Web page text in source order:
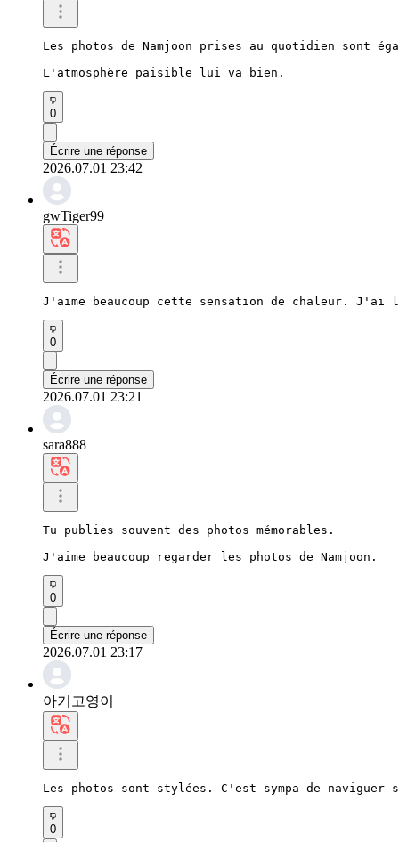
Les photos de Namjoon prises au quotidien sont
L'atmosphère paisible lui va bien.
0
Écrire une réponse
2026.07.01 23:42
gwTiger99
J'aime beaucoup cette sensation de chaleur.
0
Écrire une réponse
2026.07.01 23:21
sara888
Tu publies souvent des photos mémorables.
J'aime beaucoup regarder les photos de Namjoon.
0
Écrire une réponse
2026.07.01 23:17
아기고영이
Les photos sont stylées. C'est sympa de naviguer
0